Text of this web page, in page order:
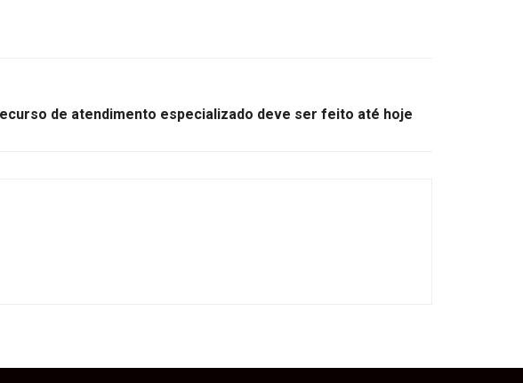
de atendimento especializado deve ser feito até hoje